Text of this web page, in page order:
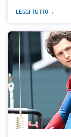
LEGGI TUTTO